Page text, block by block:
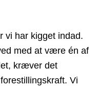
vi har kigget indad.
med at være én af
kræver det
Vi